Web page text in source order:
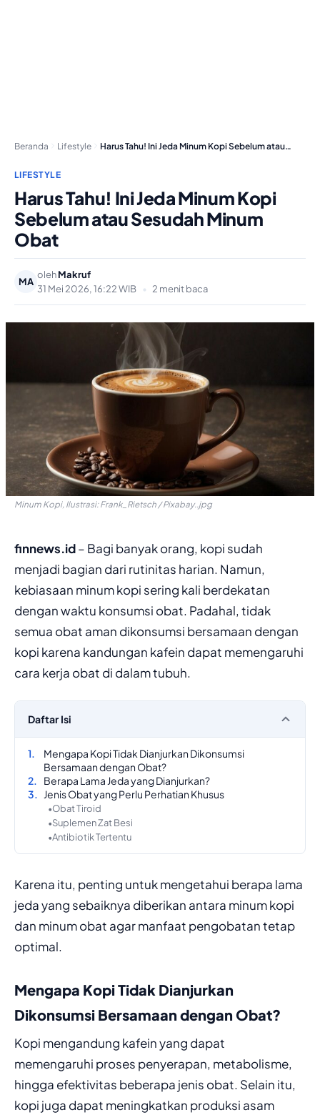
Beranda Lifestyle Harus Tahu! Ini Jeda Minum Kopi Sebelum atau…
LIFESTYLE
Harus Tahu! Ini Jeda Minum Kopi
Sebelum atau Sesudah Minum
Obat
MA
olehMakruf
31 Mei 2026, 16:22 WIB
• 2 menit baca
Minum Kopi, Ilustrasi: Frank_Rietsch / Pixabay..jpg
finnews.id– Bagi banyak orang, kopi sudah
menjadi bagian dari rutinitas harian. Namun,
kebiasaan minum kopi sering kali berdekatan
dengan waktu konsumsi obat. Padahal, tidak
semua obat aman dikonsumsi bersamaan dengan
kopi karena kandungan kafein dapat memengaruhi
cara kerja obat di dalam tubuh.
Daftar Isi
Mengapa Kopi Tidak Dianjurkan Dikonsumsi
Bersamaan dengan Obat?
Berapa Lama Jeda yang Dianjurkan?
Jenis Obat yang Perlu Perhatian Khusus
Obat Tiroid
Suplemen Zat Besi
Antibiotik Tertentu
Karena itu, penting untuk mengetahui berapa lama
jeda yang sebaiknya diberikan antara minum kopi
dan minum obat agar manfaat pengobatan tetap
optimal.
Mengapa Kopi Tidak Dianjurkan
Dikonsumsi Bersamaan dengan Obat?
Kopi mengandung kafein yang dapat
memengaruhi proses penyerapan, metabolisme,
hingga efektivitas beberapa jenis obat. Selain itu,
kopi juga dapat meningkatkan produksi asam